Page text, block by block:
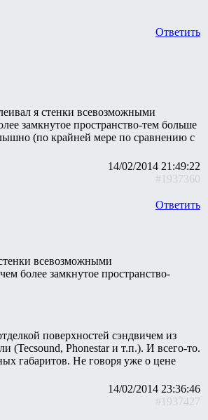
Ответить
я стенки всевозможными
замкнутое пространство-тем больше
(по крайней мере по сравнению с
14/02/2014 21:49:22
#1937360
Ответить
всевозможными
более замкнутое пространство-
поверхностей сэндвичем из
Phonestar и т.п.). И всего-то.
габаритов. Не говоря уже о цене
14/02/2014 23:36:46
#1937427